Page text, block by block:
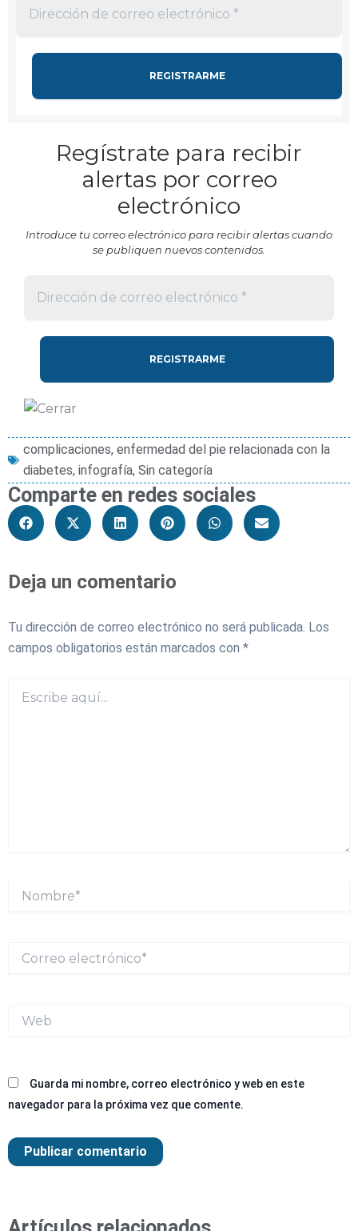
Regístrate para recibir
alertas por correo
electrónico
Introduce tu correo electrónico para recibir alertas cuando
se publiquen nuevos contenidos.
complicaciones, enfermedad del pie relacionada con la
diabetes, infografía, Sin categoría
Comparte en redes sociales
Deja un comentario
Tu dirección de correo electrónico no será publicada. Los
campos obligatorios están marcados con *
aquí...
Nombre*
electrónico*
Guarda mi nombre, correo electrónico y web en este
navegador para la próxima vez que comente.